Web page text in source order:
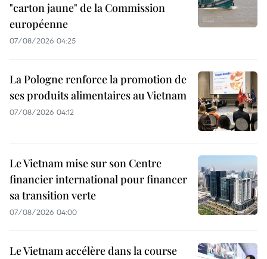
"carton jaune" de la Commission
européenne
07/08/2026 04:25
La Pologne renforce la promotion de
ses produits alimentaires au Vietnam
07/08/2026 04:12
Le Vietnam mise sur son Centre
financier international pour financer
sa transition verte
07/08/2026 04:00
Le Vietnam accélère dans la course